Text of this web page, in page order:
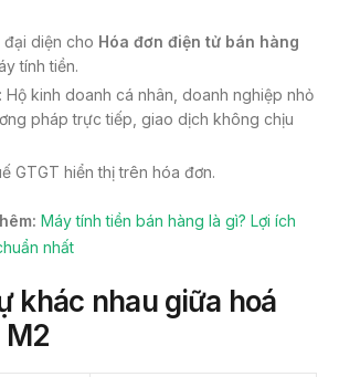
đại diện cho Hóa đơn điện tử bán hàng
tính tiền.
Hộ kinh doanh cá nhân, doanh nghiệp nhỏ
pháp trực tiếp, giao dịch không chịu
GTGT hiển thị trên hóa đơn.
Máy tính tiền bán hàng là gì? Lợi ích
nhất
khác nhau giữa hoá
M2